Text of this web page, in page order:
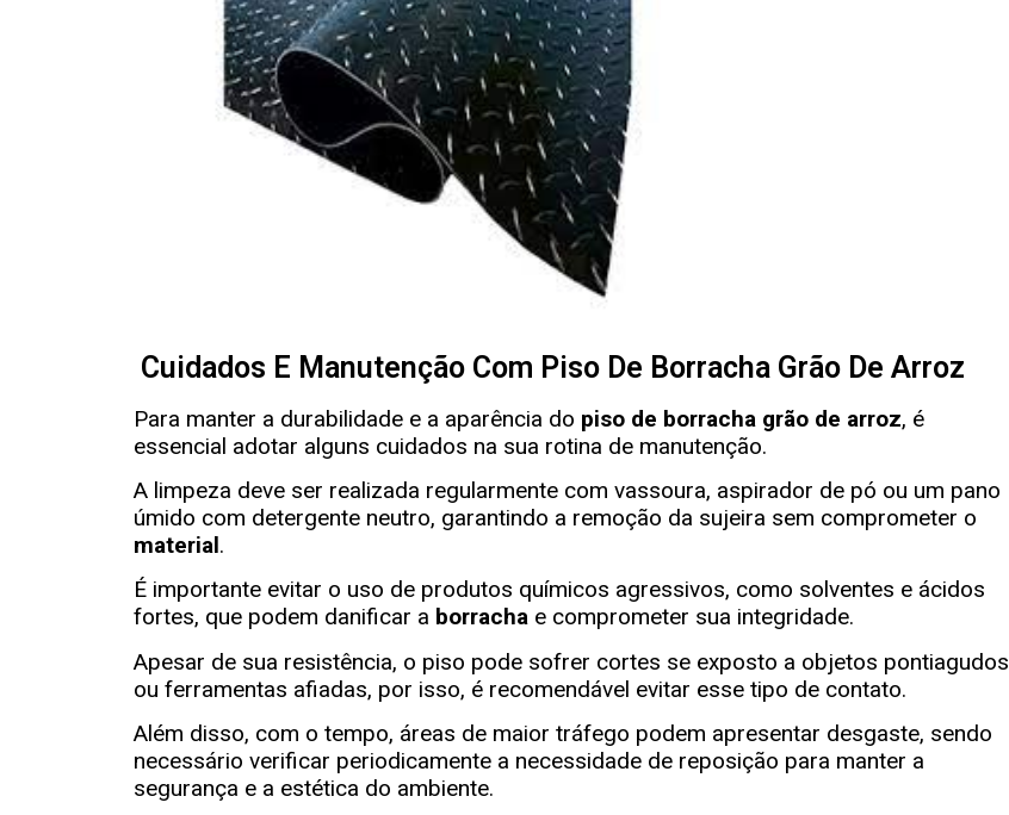
Cuidados E Manutenção Com Piso De Borracha Grão De Arroz
Para manter a durabilidade e a aparência do piso de borracha grão de arroz, é
essencial adotar alguns cuidados na sua rotina de manutenção.
A limpeza deve ser realizada regularmente com vassoura, aspirador de pó ou um pano
úmido com detergente neutro, garantindo a remoção da sujeira sem comprometer o
material.
É importante evitar o uso de produtos químicos agressivos, como solventes e ácidos
fortes, que podem danificar a borracha e comprometer sua integridade.
Apesar de sua resistência, o piso pode sofrer cortes se exposto a objetos pontiagudos
ou ferramentas afiadas, por isso, é recomendável evitar esse tipo de contato.
Além disso, com o tempo, áreas de maior tráfego podem apresentar desgaste, sendo
necessário verificar periodicamente a necessidade de reposição para manter a
segurança e a estética do ambiente.